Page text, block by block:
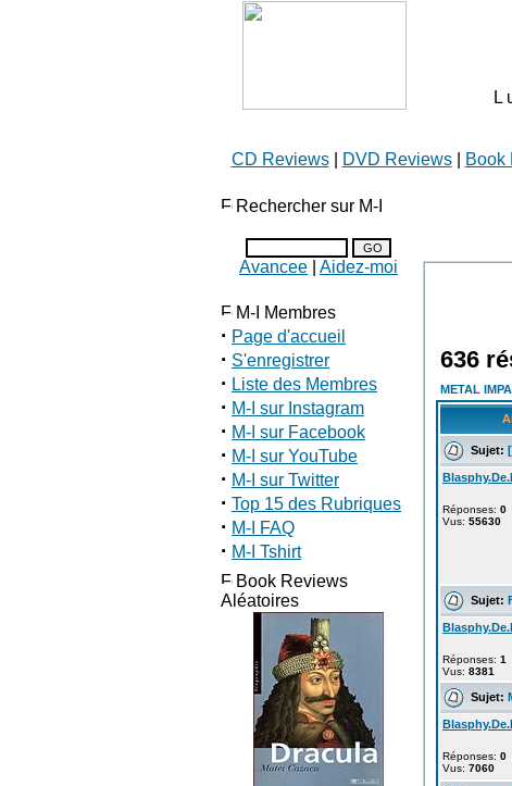
L
CD Reviews| DVD Reviews| Book
Rechercher sur M-I
Avancee Aidez-moi
M-I Membres
· Page d'accueil
· S'enregistrer
· Liste des Membres
· M-I sur Instagram
· M-I sur Facebook
· M-I sur YouTube
· M-I sur Twitter
· Top 15 des Rubriques
· M-I FAQ
· M-I Tshirt
Book Reviews
Aléatoires
636
METAL
Sujet:
Réponses: 0
Vus: 55630
Sujet:
Réponses: 1
Vus: 8381
Sujet:
Réponses: 0
Vus: 7060